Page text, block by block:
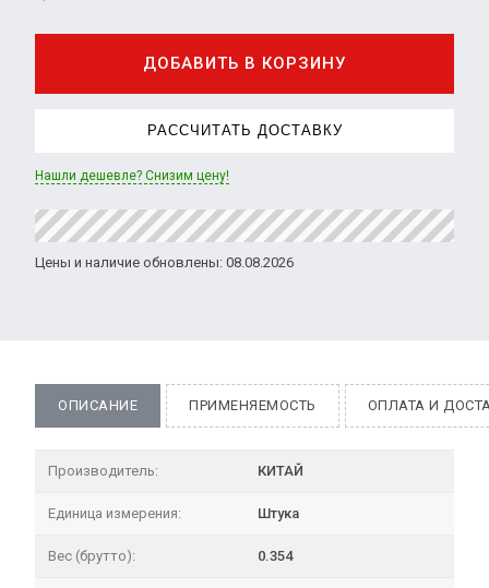
ДОБАВИТЬ В КОРЗИНУ
РАССЧИТАТЬ ДОСТАВКУ
Нашли дешевле? Снизим цену!
Цены и наличие обновлены: 08.08.2026
ОПИСАНИЕ ПРИМЕНЯЕМОСТЬ ОПЛАТА И
Производитель: КИТАЙ
Единица измерения: Штука
Вес (брутто): 0.354